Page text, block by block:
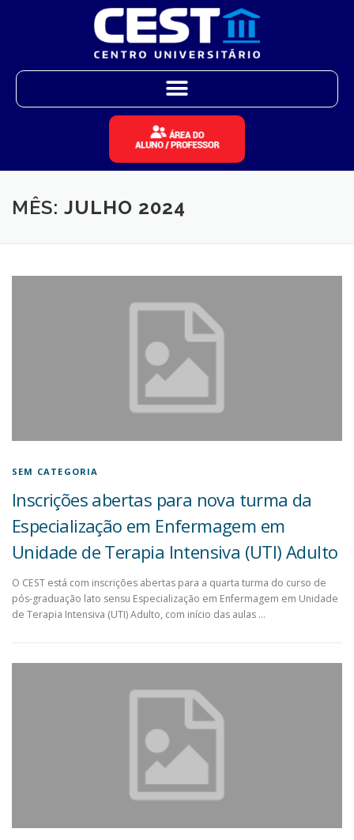
MÊS: JULHO 2024
SEM CATEGORIA
Inscrições abertas para nova turma da
Especialização em Enfermagem em
Unidade de Terapia Intensiva (UTI) Adulto
O CEST está com inscrições abertas para a quarta turma do curso de
pós-graduação lato sensu Especialização em Enfermagem em Unidade
de Terapia Intensiva (UTI) Adulto, com início das aulas …